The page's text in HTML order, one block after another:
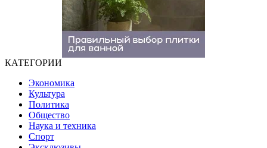
КАТЕГОРИИ
Экономика
Культура
Политика
Общество
Наука и техника
Спорт